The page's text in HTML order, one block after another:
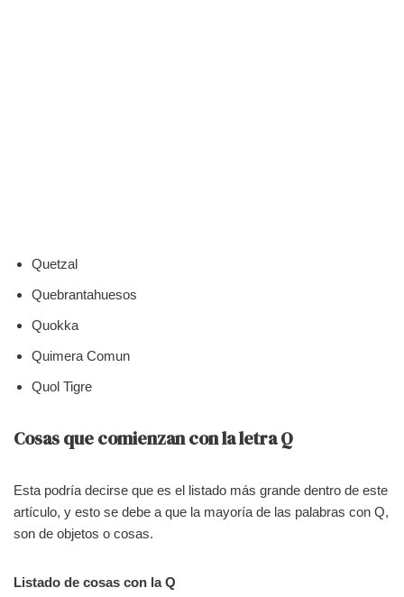
Quetzal
Quebrantahuesos
Quokka
Quimera Comun
Quol Tigre
Cosas que comienzan con la letra Q
Esta podría decirse que es el listado más grande dentro de este
artículo, y esto se debe a que la mayoría de las palabras con Q,
son de objetos o cosas.
Listado de cosas con la Q